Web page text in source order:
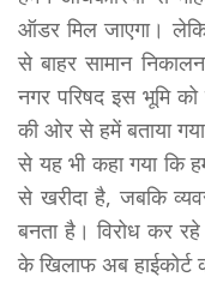
ऑडर मिल जाएगा।
से बाहर सामान
नगर परिषद इस भूमि को
की ओर से हमें बताया
से यह भी कहा गया कि
से खरीदा है, जबकि
बनता है। विरोध कर
के खिलाफ अब हाईकोर्ट